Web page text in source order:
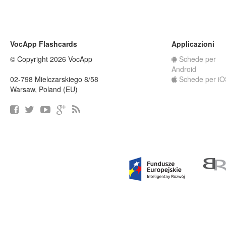
VocApp Flashcards
© Copyright 2026 VocApp
02-798 Mielczarskiego 8/58
Warsaw, Poland (EU)
Applicazioni
Schede per
Android
Schede per